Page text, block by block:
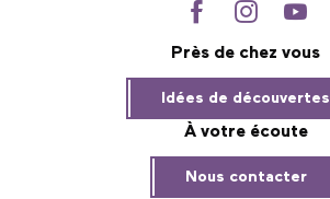
Près de chez vous
Idées de découvertes
À votre écoute
Nous contacter